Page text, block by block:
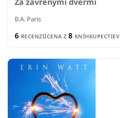
B.A. Paris
6 RECENZIÍCENA Z 8 KNÍHKUPECTIEV